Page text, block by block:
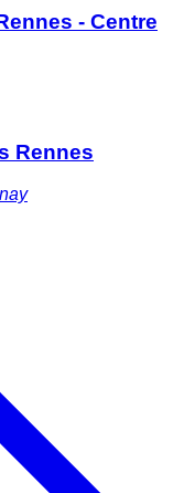
- Centre
Rennes